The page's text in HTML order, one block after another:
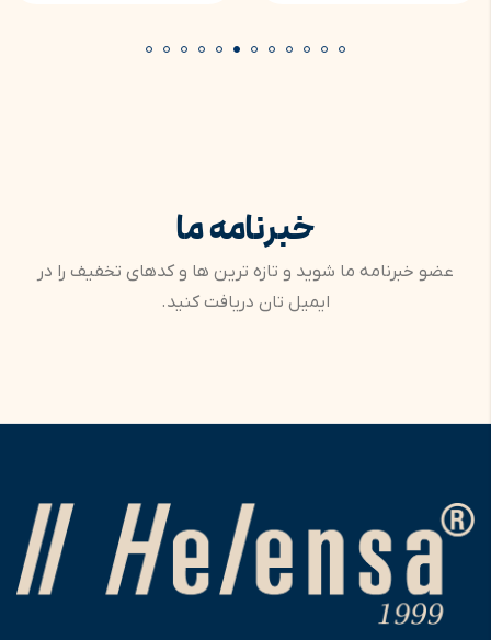
خبرنامه ما
عضو خبرنامه ما شوید و تازه ترین ها و کدهای تخفیف را در
ایمیل تان دریافت کنید.